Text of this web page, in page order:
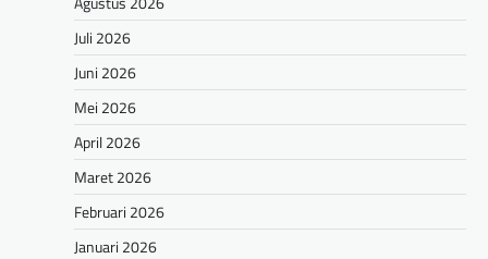
Juli 2026
Juni 2026
Mei 2026
April 2026
Maret 2026
Februari 2026
Januari 2026